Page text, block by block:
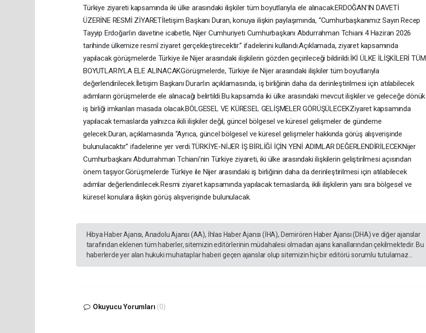
Türkiye ziyareti kapsamında iki ülke arasındaki ilişkiler tüm boyutlarıyla ele alınacak.ERDOĞAN’IN DAVETİ
ÜZERİNE RESMİ ZİYARETİletişim Başkanı Duran, konuya ilişkin paylaşımında, “Cumhurbaşkanımız Sayın Recep
Tayyip Erdoğan’ın davetine icabetle, Nijer Cumhuriyeti Cumhurbaşkanı Abdurrahman Tchiani 4 Haziran 2026
tarihinde ülkemize resmî ziyaret gerçekleştirecektir.” ifadelerini kullandı.Açıklamada, ziyaret kapsamında
yapılacak görüşmelerde Türkiye ile Nijer arasındaki ilişkilerin gözden geçirileceği bildirildi.İKİ ÜLKE İLİŞKİLERİ TÜM
BOYUTLARIYLA ELE ALINACAKGörüşmelerde, Türkiye ile Nijer arasındaki ilişkiler tüm boyutlarıyla
değerlendirilecek.İletişim Başkanı Duran’ın açıklamasında, iş birliğinin daha da derinleştirilmesi için atılabilecek
adımların görüşmelerde ele alınacağı belirtildi.Bu kapsamda iki ülke arasındaki mevcut ilişkiler ve geleceğe dönük
iş birliği imkanları masada olacak.BÖLGESEL VE KÜRESEL GELİŞMELER GÖRÜŞÜLECEKZiyaret kapsamında
yapılacak temaslarda yalnızca ikili ilişkiler değil, güncel bölgesel ve küresel gelişmeler de gündeme
gelecek.Duran, açıklamasında “Ayrıca, güncel bölgesel ve küresel gelişmeler hakkında görüş alışverişinde
bulunulacaktır.” ifadelerine yer verdi.TÜRKİYE-NİJER İŞ BİRLİĞİ İÇİN YENİ ADIMLAR DEĞERLENDİRİLECEKNijer
Cumhurbaşkanı Abdurrahman Tchiani’nin Türkiye ziyareti, iki ülke arasındaki ilişkilerin geliştirilmesi açısından
önem taşıyor.Görüşmelerde Türkiye ile Nijer arasındaki iş birliğinin daha da derinleştirilmesi için atılabilecek
adımlar değerlendirilecek.Resmi ziyaret kapsamında yapılacak temaslarda, ikili ilişkilerin yanı sıra bölgesel ve
küresel konulara ilişkin görüş alışverişinde bulunulacak.
Hibya Haber Ajansı, Anadolu Ajansı (AA), İhlas Haber Ajansı (İHA), Demirören Haber Ajansı (DHA) ve diğer ajanslar
tarafından eklenen tüm haberler, sitemizin editörlerinin müdahalesi olmadan ajans kanallarından çekilmektedir. Bu
haberlerde yer alan hukuki muhataplar haberi geçen ajanslar olup sitemizin hiç bir editörü sorumlu tutulamaz...
Okuyucu Yorumları (0)